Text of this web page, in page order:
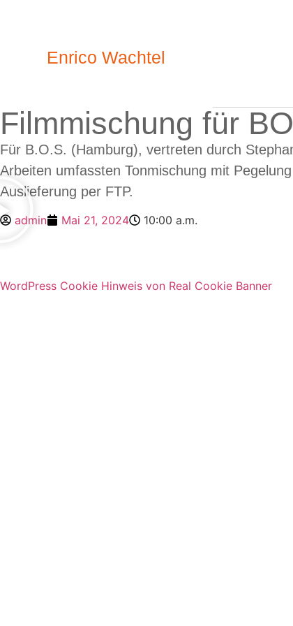
Enrico Wachtel
Filmmischung für
Für B.O.S. (Hamburg), vertreten durch
Arbeiten umfassten Tonmischung mit
Auslieferung per FTP.
admin Mai 21, 2024 10:00 a.m.
WordPress Cookie Hinweis von Real Cookie Banner